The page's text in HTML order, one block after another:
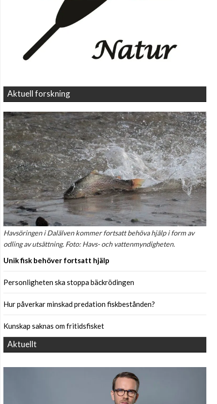
Aktuell forskning
Havsöringen i Dalälven kommer fortsatt behöva hjälp i form av
odling av utsättning. Foto: Havs- och vattenmyndigheten.
Unik fisk behöver fortsatt hjälp
Personligheten ska stoppa bäckrödingen
Hur påverkar minskad predation fiskbestånden?
Kunskap saknas om fritidsfisket
Aktuellt